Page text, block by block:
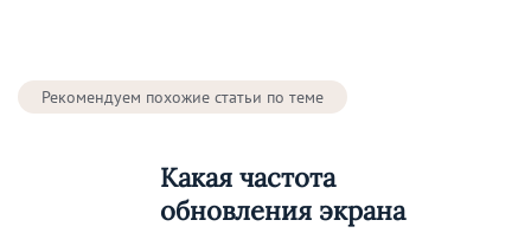
Рекомендуем похожие статьи по теме
Какая частота
обновления экрана